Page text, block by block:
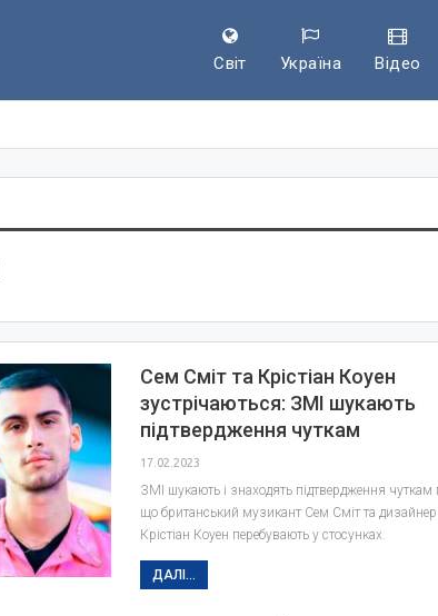
Світ Україна Відео
Сем Сміт та Крістіан Коуен
зустрічаються: ЗМІ шукають
підтвердження чуткам
17.02.2023
ЗМІ шукають і знаходять підтвердження чуткам
що британський музикант Сем Сміт та дизайнер
Крістіан Коуен перебувають у стосунках.
ДАЛІ...